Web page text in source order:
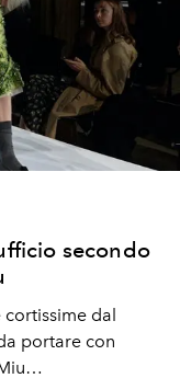
secondo
dal
portare con